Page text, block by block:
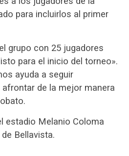
para incluirlos al primer
grupo con 25 jugadores
para el inicio del torneo».
ayuda a seguir
de la mejor manera
estadio Melanio Coloma
Bellavista.